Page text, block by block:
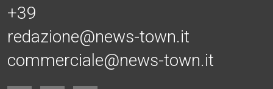
+39
redazione@news-town.it
commerciale@news-town.it